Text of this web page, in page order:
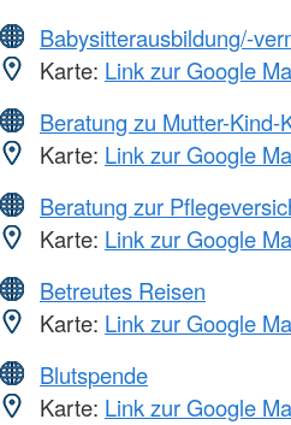
Babysitterausbildung/-
Karte: Link zur Google
Beratung zu Mutter-Kind-
Karte: Link zur Google
Beratung zur
Karte: Link zur Google
Betreutes Reisen
Karte: Link zur Google
Blutspende
Karte: Link zur Google